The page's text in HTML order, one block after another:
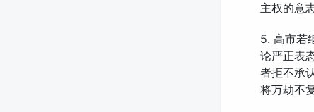
主权的意
5. 高市若
论严正表
者拒不承
将万劫不